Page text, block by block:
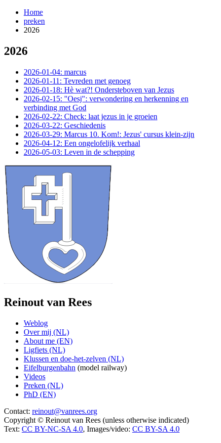
Home
preken
2026
2026
2026-01-04: marcus
2026-01-11: Tevreden met genoeg
2026-01-18: Hè wat?! Ondersteboven van Jezus
2026-02-15: "Oesj": verwondering en herkenning en
verbinding met God
2026-02-22: Check: laat jezus in je groeien
2026-03-22: Geschiedenis
2026-03-29: Marcus 10. Kom!: Jezus' cursus klein-zijn
2026-04-12: Een ongelofelijk verhaal
2026-05-03: Leven in de schepping
Reinout van Rees
Weblog
Over mij (NL)
About me (EN)
Ligfiets (NL)
Klussen en doe-het-zelven (NL)
Eifelburgenbahn (model railway)
Videos
Preken (NL)
PhD (EN)
Contact: reinout@vanrees.org
Copyright © Reinout van Rees (unless otherwise indicated)
Text: CC BY-NC-SA 4.0, Images/video: CC BY-SA 4.0